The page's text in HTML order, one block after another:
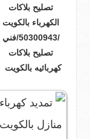
تصليح بلاكات
الكهرباء بالكويت
/50300943/فني
تصليح بلاكات
كهربائيه بالكويت